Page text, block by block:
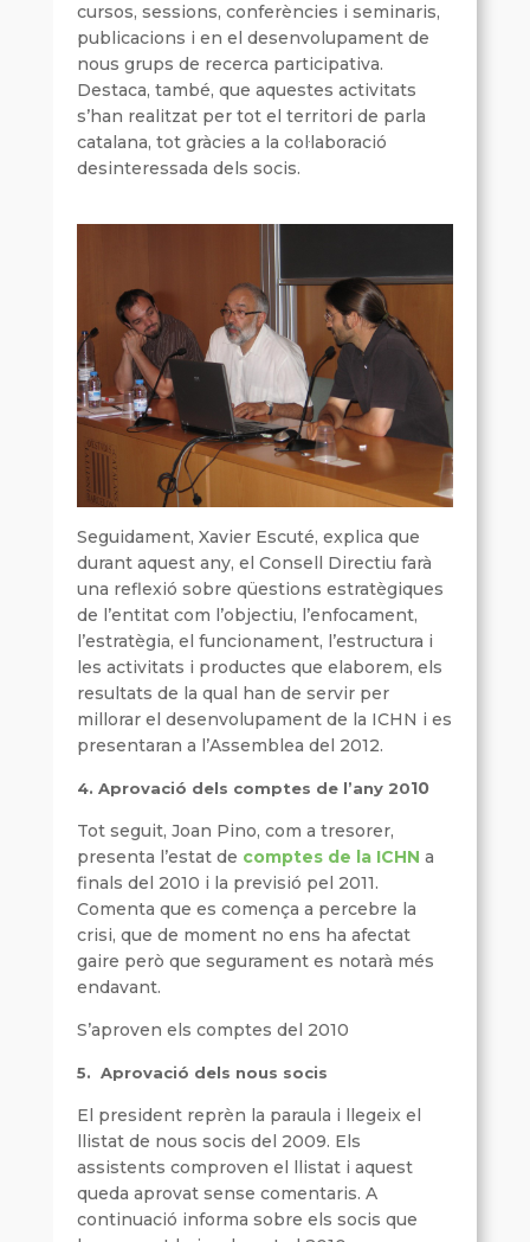
cursos, sessions, conferències i seminaris,
publicacions i en el desenvolupament de
nous grups de recerca participativa.
Destaca, també, que aquestes activitats
s’han realitzat per tot el territori de parla
catalana, tot gràcies a la col·laboració
desinteressada dels socis.
Seguidament, Xavier Escuté, explica que
durant aquest any, el Consell Directiu farà
una reflexió sobre qüestions estratègiques
de l’entitat com l’objectiu, l’enfocament,
l’estratègia, el funcionament, l’estructura i
les activitats i productes que elaborem, els
resultats de la qual han de servir per
millorar el desenvolupament de la ICHN i es
presentaran a l’Assemblea del 2012.
4. Aprovació dels comptes de l’any 2010
Tot seguit, Joan Pino, com a tresorer,
presenta l’estat de comptes de la ICHN a
finals del 2010 i la previsió pel 2011.
Comenta que es comença a percebre la
crisi, que de moment no ens ha afectat
gaire però que segurament es notarà més
endavant.
S’aproven els comptes del 2010
5. Aprovació dels nous socis
El president reprèn la paraula i llegeix el
llistat de nous socis del 2009. Els
assistents comproven el llistat i aquest
queda aprovat sense comentaris. A
continuació informa sobre els socis que